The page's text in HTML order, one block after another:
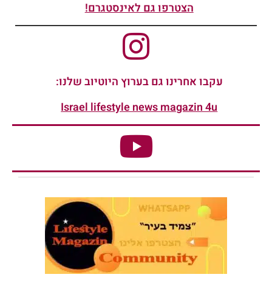
הצטרפו גם לאינסטגרם!
עקבו אחרינו גם בערוץ היוטיוב שלנו:
Israel lifestyle news magazin 4u